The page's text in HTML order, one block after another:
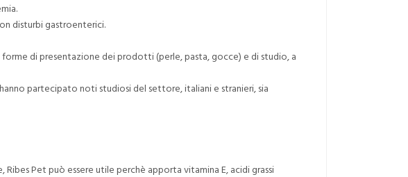
disturbi gastroenterici.
forme di presentazione dei prodotti (perle, pasta, gocce) e di studio, a
partecipato noti studiosi del settore, italiani e stranieri, sia
Pet può essere utile perchè apporta vitamina E, acidi grassi